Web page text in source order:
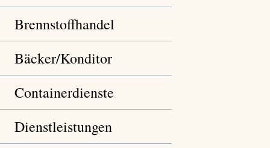
Brennstoffhandel
Bäcker/Konditor
Containerdienste
Dienstleistungen